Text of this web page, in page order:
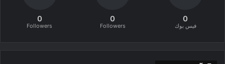
0
فيس بوك
0
Followers
0
Followers